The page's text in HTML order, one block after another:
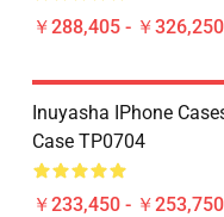
￥288,405 - ￥326,250
Inuyasha IPhone
Case TP0704
￥233,450 - ￥253,750